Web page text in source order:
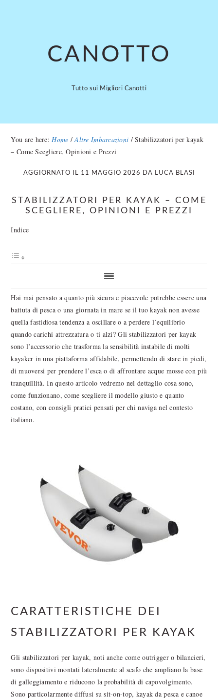
CANOTTO
Tutto sui Migliori Canotti
You are here:Home / Altre Imbarcazioni /Stabilizzatori per kayak
– Come Scegliere, Opinioni e Prezzi
AGGIORNATO IL 11 MAGGIO 2026 DA LUCA BLASI
STABILIZZATORI PER KAYAK – COME
SCEGLIERE, OPINIONI E PREZZI
Indice
Hai mai pensato a quanto più sicura e piacevole potrebbe essere una
battuta di pesca o una giornata in mare se il tuo kayak non avesse
quella fastidiosa tendenza a oscillare o a perdere l’equilibrio
quando carichi attrezzatura o ti alzi? Gli stabilizzatori per kayak
sono l’accessorio che trasforma la sensibilità instabile di molti
kayaker in una piattaforma affidabile, permettendo di stare in piedi,
di muoversi per prendere l’esca o di affrontare acque mosse con più
tranquillità. In questo articolo vedremo nel dettaglio cosa sono,
come funzionano, come scegliere il modello giusto e quanto
costano, con consigli pratici pensati per chi naviga nel contesto
italiano.
CARATTERISTICHE DEI
STABILIZZATORI PER KAYAK
Gli stabilizzatori per kayak, noti anche come outrigger o bilancieri,
sono dispositivi montati lateralmente al scafo che ampliano la base
di galleggiamento e riducono la probabilità di capovolgimento.
Sono particolarmente diffusi su sit-on-top, kayak da pesca e canoe